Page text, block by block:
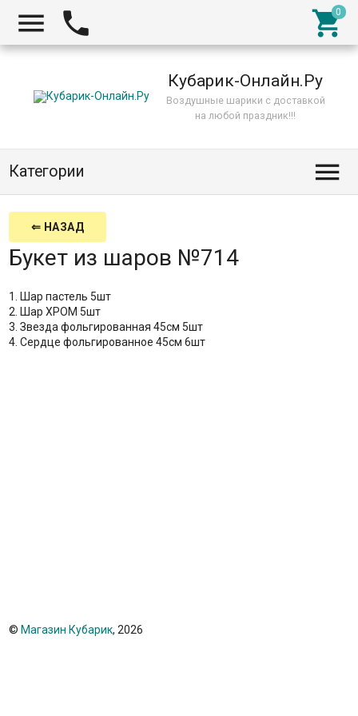
  
Кубарик-Онлайн.Ру
Воздушные шарики с доставкой
на любой праздник!!!
Категории 
⇐ НАЗАД
Букет из шаров №714
1. Шар пастель 5шт
2. Шар ХРОМ 5шт
3. Звезда фольгированная 45см 5шт
4. Сердце фольгированное 45см 6шт
© Магазин Кубарик, 2026